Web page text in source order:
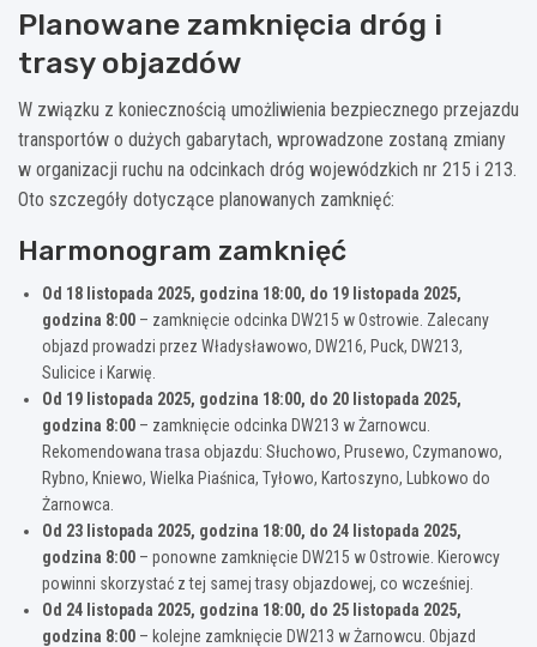
Planowane zamknięcia dróg i
trasy objazdów
W związku z koniecznością umożliwienia bezpiecznego przejazdu
transportów o dużych gabarytach, wprowadzone zostaną zmiany
w organizacji ruchu na odcinkach dróg wojewódzkich nr 215 i 213.
Oto szczegóły dotyczące planowanych zamknięć:
Harmonogram zamknięć
Od 18 listopada 2025, godzina 18:00, do 19 listopada 2025,
godzina 8:00 – zamknięcie odcinka DW215 w Ostrowie. Zalecany
objazd prowadzi przez Władysławowo, DW216, Puck, DW213,
Sulicice i Karwię.
Od 19 listopada 2025, godzina 18:00, do 20 listopada 2025,
godzina 8:00 – zamknięcie odcinka DW213 w Żarnowcu.
Rekomendowana trasa objazdu: Słuchowo, Prusewo, Czymanowo,
Rybno, Kniewo, Wielka Piaśnica, Tyłowo, Kartoszyno, Lubkowo do
Żarnowca.
Od 23 listopada 2025, godzina 18:00, do 24 listopada 2025,
godzina 8:00 – ponowne zamknięcie DW215 w Ostrowie. Kierowcy
powinni skorzystać z tej samej trasy objazdowej, co wcześniej.
Od 24 listopada 2025, godzina 18:00, do 25 listopada 2025,
godzina 8:00 – kolejne zamknięcie DW213 w Żarnowcu. Objazd